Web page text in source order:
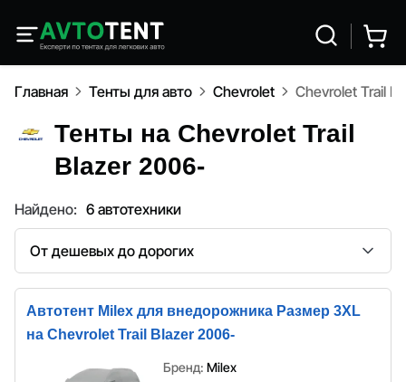
Главная Тенты для авто Chevrolet Chevrolet Trail
Тенты на Chevrolet Trail
Blazer 2006-
Найдено: 6 автотехники
Сортировка
Автотент Milex для внедорожника Размер 3XL
на Chevrolet Trail Blazer 2006-
Бренд: Milex